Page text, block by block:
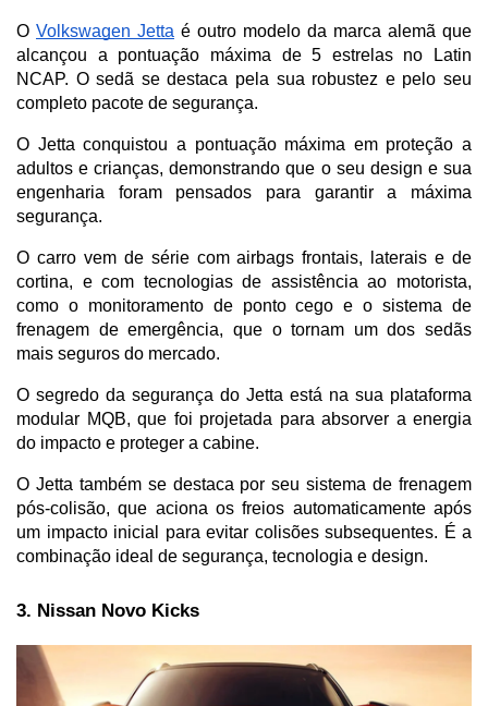
O Volkswagen Jetta é outro modelo da marca alemã que
alcançou a pontuação máxima de 5 estrelas no Latin
NCAP. O sedã se destaca pela sua robustez e pelo seu
completo pacote de segurança.
O Jetta conquistou a pontuação máxima em proteção a
adultos e crianças, demonstrando que o seu design e sua
engenharia foram pensados para garantir a máxima
segurança.
O carro vem de série com airbags frontais, laterais e de
cortina, e com tecnologias de assistência ao motorista,
como o monitoramento de ponto cego e o sistema de
frenagem de emergência, que o tornam um dos sedãs
mais seguros do mercado.
O segredo da segurança do Jetta está na sua plataforma
modular MQB, que foi projetada para absorver a energia
do impacto e proteger a cabine.
O Jetta também se destaca por seu sistema de frenagem
pós-colisão, que aciona os freios automaticamente após
um impacto inicial para evitar colisões subsequentes. É a
combinação ideal de segurança, tecnologia e design.
3. Nissan Novo Kicks